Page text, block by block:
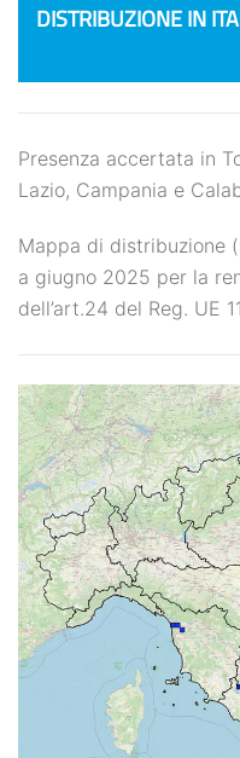
DISTRIBUZIONE IN
Presenza accertata in
Lazio, Campania e
Mappa di distribuzione
a giugno 2025 per la
dell’art.24 del Reg. UE